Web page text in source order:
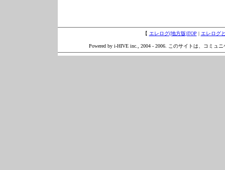
【 エレログ(地方版)TOP | エレログ
Powered by i-HIVE inc., 2004 - 2006. このサイトは、コミュ